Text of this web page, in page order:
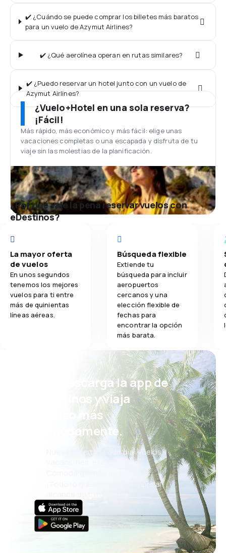
✔️ ¿Cuándo se puede comprar los billetes más baratos
para un vuelo de Azymut Airlines?
✔️ ¿Qué aerolínea operan en rutas similares?
✔️ ¿Puedo reservar un hotel junto con un vuelo de
Azymut Airlines?
¿Vuelo+Hotel en una sola reserva?
¡Fácil!
Más rápido, más económico y más fácil: elige unas
vacaciones completas o una escapada y disfruta de tu
viaje sin las molestias de la planificación.
¿Por qué vale la pena reservar vuelos con
eDestinos?
La mayor oferta
de vuelos
En unos segundos
tenemos los mejores
vuelos para ti entre
más de quinientas
líneas aéreas.
Búsqueda flexible
Extiende tu
búsqueda para incluir
aeropuertos
cercanos y una
elección flexible de
fechas para
encontrar la opción
más barata.
¡Eh! Descarga la app de
eDestinos y viaja
incluso más
cómodamente.
Nuevas ofertas cada día: vuelos,
vacaciones, escapadas
Cómoda gestión de reservas
¡Todo lo que importa, siempre al